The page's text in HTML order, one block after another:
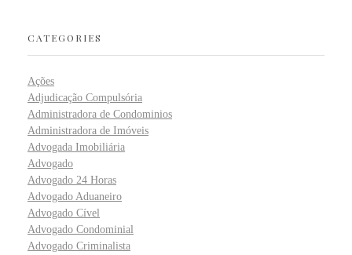
CATEGORIES
Ações
Adjudicação Compulsória
Administradora de Condominios
Administradora de Imóveis
Advogada Imobiliária
Advogado
Advogado 24 Horas
Advogado Aduaneiro
Advogado Cível
Advogado Condominial
Advogado Criminalista